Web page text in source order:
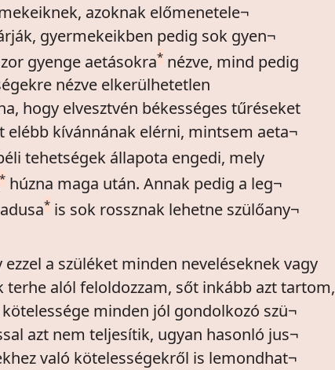
azoknak előmenetele¬
gyermekeikben pedig sok gyen¬
gyenge aetásokra* nézve, mind pedig
nézve elkerülhetetlen
hogy elvesztvén békességes tűréseket
kívánnának elérni, mintsem aeta¬
tehetségek állapota engedi, mely
* húzna maga után. Annak pedig a leg¬
* is sok rossznak lehetne szülőany¬
a szüléket minden neveléseknek vagy
terhe alól feloldozzam, sőt inkább azt tartom,
minden jól gondolkozó szü¬
azt nem teljesítik, ugyan hasonló jus¬
való kötelességekről is lemondhat¬